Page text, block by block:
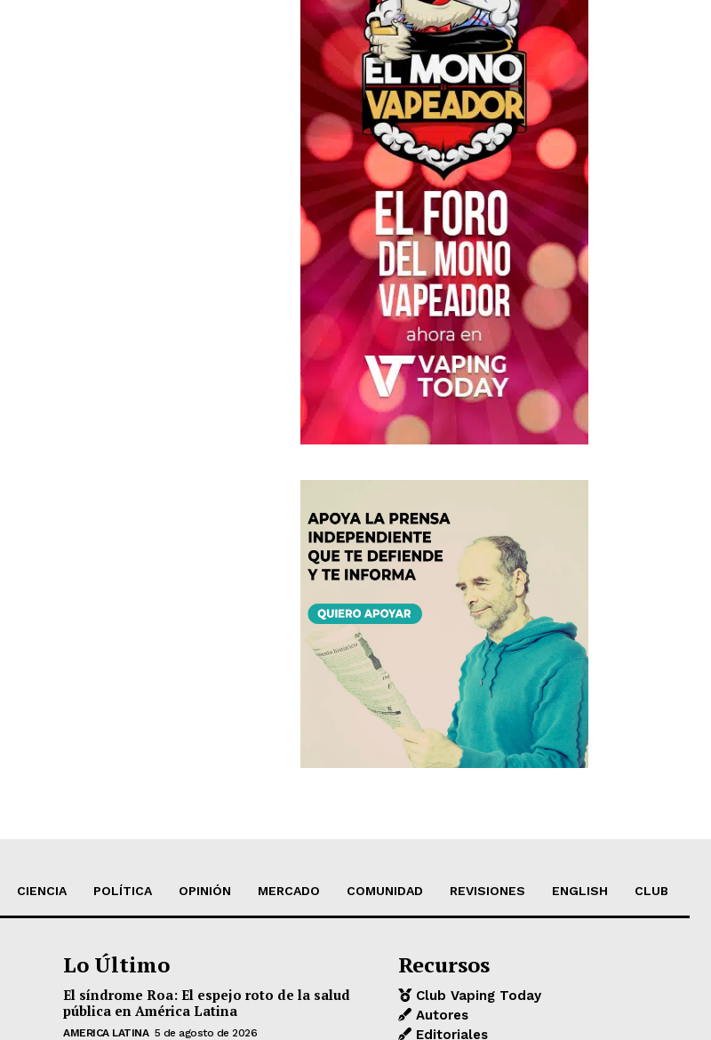
CIENCIA POLÍTICA OPINIÓN MERCADO COMUNIDAD REVISIONES ENGLISH CLUB
Lo Último
El síndrome Roa: El espejo roto de la salud
pública en América Latina
AMERICA LATINA 5 de agosto de 2026
Recursos
Club Vaping Today
Autores
Editoriales